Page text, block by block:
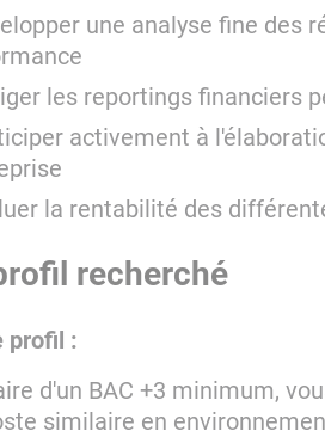
une analyse fine des
les reportings financiers
activement à
la rentabilité des
recherché
profil :
d'un BAC +3 minimum,
similaire en